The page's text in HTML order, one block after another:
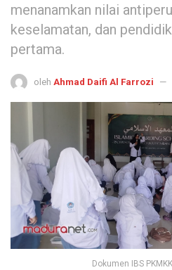
menanamkan nilai
keselamatan, dan
pertama.
oleh Ahmad Daifi Al Farrozi
Dokumen IBS